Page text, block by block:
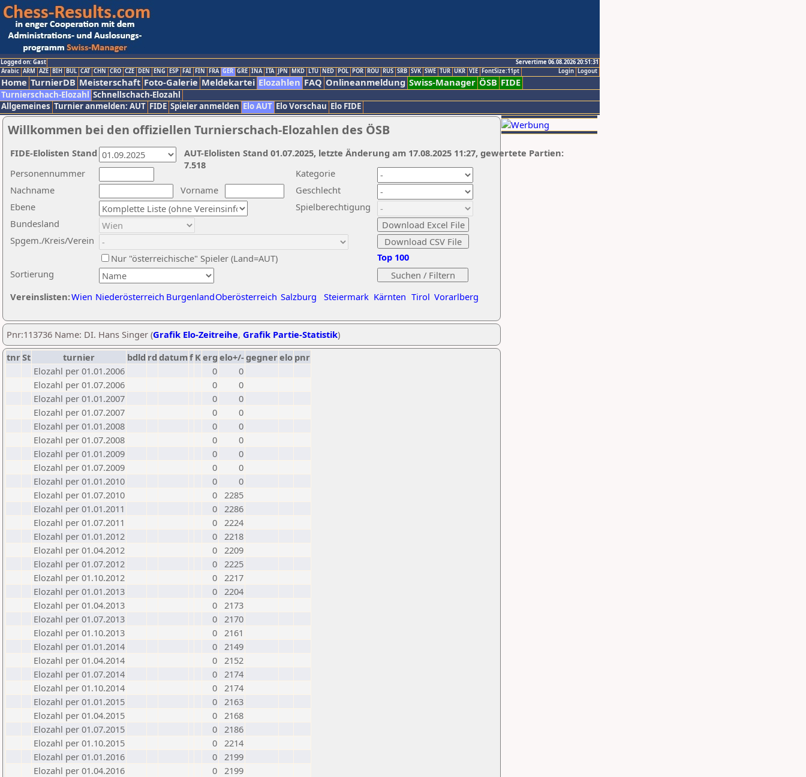
Logged on: Gast
Servertime 06.08.2026 20:51:31
Logout
Login
Arabic ARM AZE BIH BUL CAT CHN CRO CZE DEN ENG ESP FAI FIN FRA GER GRE INA ITA JPN MKD LTU NED POL POR ROU RUS SRB SVK SWE TUR UKR VIE FontSize:11pt
Home TurnierDB Meisterschaft Foto-Galerie Meldekartei Elozahlen FAQ Onlineanmeldung Swiss-Manager ÖSB FIDE
Turnierschach-Elozahl Schnellschach-Elozahl
Allgemeines Turnier anmelden: AUT FIDE Spieler anmelden Elo AUT Elo Vorschau Elo FIDE
Willkommen bei den offiziellen Turnierschach-Elozahlen des ÖSB
Nachname
Vorname
Ebene
Kategorie
Sortierung
Personennummer
Bundesland
Spgem./Kreis/Verein
Geschlecht
Nur "österreichische" Spieler (Land=AUT)
Spielberechtigung
Vereinslisten:Wien Niederösterreich BurgenlandOberösterreich Salzburg Steiermark Kärnten Tirol Vorarlberg
Top 100
AUT-Elolisten Stand 01.07.2025, letzte Änderung am 17.08.2025 11:27, gewertete Partien:
7.518
FIDE-Elolisten Stand
Pnr:113736 Name: DI. Hans Singer (Grafik Elo-Zeitreihe, Grafik Partie-Statistik)
tnrSt turnier bdld rd datumf Kerg elo+/-gegnerelo pnr
Elozahl per 01.01.2006
0
0
Elozahl per 01.07.2006
0
0
Elozahl per 01.01.2007
0
0
Elozahl per 01.07.2007
0
0
Elozahl per 01.01.2008
0
0
Elozahl per 01.07.2008
0
0
Elozahl per 01.01.2009
0
0
Elozahl per 01.07.2009
0
0
Elozahl per 01.01.2010
0
0
Elozahl per 01.07.2010
0 2285
Elozahl per 01.01.2011
0 2286
Elozahl per 01.07.2011
0 2224
Elozahl per 01.01.2012
0 2218
Elozahl per 01.04.2012
0 2209
Elozahl per 01.07.2012
0 2225
Elozahl per 01.10.2012
0 2217
Elozahl per 01.01.2013
0 2204
Elozahl per 01.04.2013
0 2173
Elozahl per 01.07.2013
0 2170
Elozahl per 01.10.2013
0 2161
Elozahl per 01.01.2014
0 2149
Elozahl per 01.04.2014
0 2152
Elozahl per 01.07.2014
0 2174
Elozahl per 01.10.2014
0 2174
Elozahl per 01.01.2015
0 2163
Elozahl per 01.04.2015
0 2168
Elozahl per 01.07.2015
0 2186
Elozahl per 01.10.2015
0 2214
Elozahl per 01.01.2016
0 2199
Elozahl per 01.04.2016
0 2199